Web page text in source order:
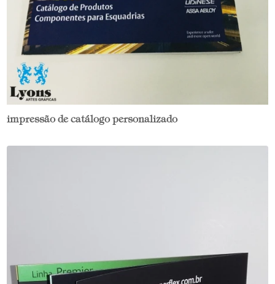
impressão de catálogo personalizado